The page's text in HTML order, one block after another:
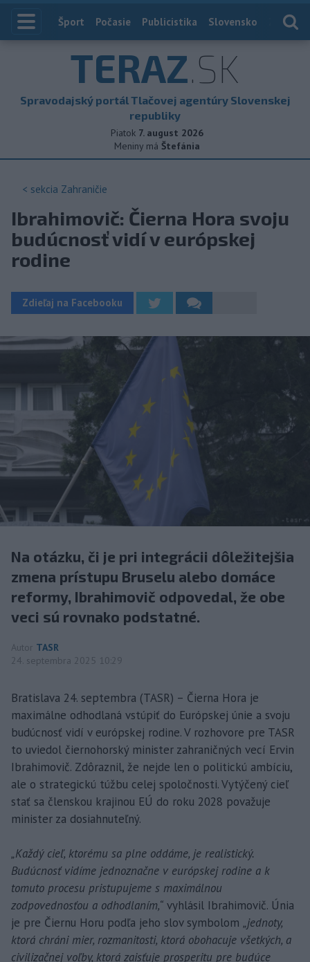
Index
Šport Počasie Publicistika Slovensko
TERAZ.SK
Spravodajský portál Tlačovej agentúry Slovenskej
republiky
Piatok 7. august 2026
Meniny má Štefánia
< sekcia Zahraničie
Ibrahimovič: Čierna Hora svoju
budúcnosť vidí v európskej
rodine
Zdieľaj na Facebooku
Na otázku, či je pri integrácii dôležitejšia
zmena prístupu Bruselu alebo domáce
reformy, Ibrahimovič odpovedal, že obe
veci sú rovnako podstatné.
Autor TASR
24. septembra 2025 10:29
Bratislava 24. septembra (TASR) – Čierna Hora je
maximálne odhodlaná vstúpiť do Európskej únie a svoju
budúcnosť vidí v európskej rodine. V rozhovore pre TASR
to uviedol čiernohorský minister zahraničných vecí Ervin
Ibrahimovič. Zdôraznil, že nejde len o politickú ambíciu,
ale o strategickú túžbu celej spoločnosti. Vytýčený cieľ
stať sa členskou krajinou EÚ do roku 2028 považuje
minister za dosiahnuteľný.
„Každý cieľ, ktorému sa plne oddáme, je realistický.
Budúcnosť vidíme jednoznačne v európskej rodine a k
tomuto procesu pristupujeme s maximálnou
zodpovednosťou a odhodlaním,“ vyhlásil Ibrahimovič. Únia
je pre Čiernu Horu podľa jeho slov symbolom „jednoty,
ktorá chráni mier, rozmanitosti, ktorá obohacuje všetkých, a
civilizačnej voľby, ktorá zaisťuje prosperitu pre budúce